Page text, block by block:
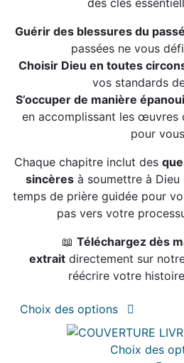
Guérir des blessures du passé
passées ne vous
Choisir Dieu en toutes
vos standards
S’occuper de manière
en accomplissant les œuvres
pour
Chaque chapitre inclut des
sincèresà soumettre à Dieu
temps de prière guidée pour
pas vers votre
📖 Téléchargez dès
extraitdirectement sur
réécrire votre
Choix des options
Ce
a
plusieurs
Choix des